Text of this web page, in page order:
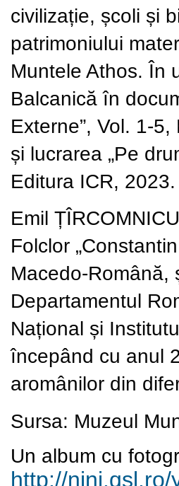
civilizație, școli și
patrimoniului
Muntele Athos. În
Balcanică în
Externe”, Vol. 1-
și lucrarea „Pe
Editura ICR, 2023.
Emil
Folclor
Macedo-Română,
Departamentul
Național și
începând cu anul
aromânilor din
Sursa: Muzeul
Un album cu
http://nini.qsl.ro/